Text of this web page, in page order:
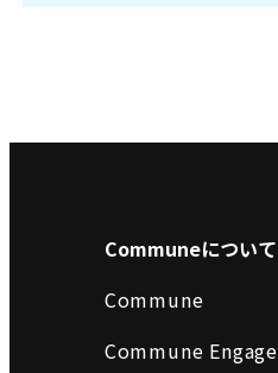
Communeについて
Commune
Commune Engage